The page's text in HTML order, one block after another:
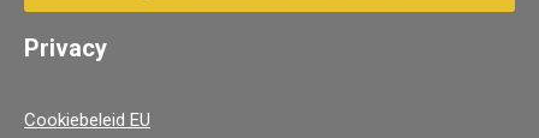
Privacy
Cookiebeleid EU